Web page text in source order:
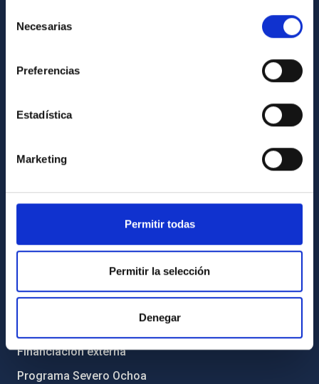
Necesarias
Preferencias
Estadística
Marketing
Permitir todas
Permitir la selección
Denegar
Directorio de personal
Registro general
Transparencia
Código ético y política antifraude
Igualdad y diversidad de género
Medio Ambiente y Sostenibilidad
Financiación externa
Programa Severo Ochoa